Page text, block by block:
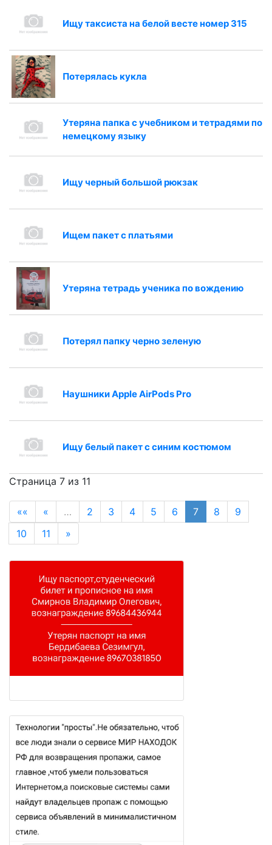
Ищу таксиста на белой весте номер 315
Потерялась кукла
Утеряна папка с учебником и тетрадями по
немецкому языку
Ищу черный большой рюкзак
Ищем пакет с платьями
Утеряна тетрадь ученика по вождению
Потерял папку черно зеленую
Наушники Apple AirPods Pro
Ищу белый пакет с синим костюмом
Страница 7 из 11
«« « … 2 3 4 5 6 7 8
9
10
11 »